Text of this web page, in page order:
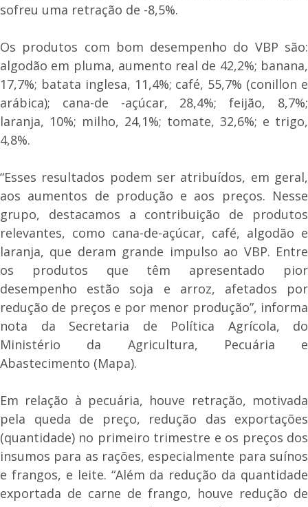
sofreu uma retração de -8,5%.
Os produtos com bom desempenho do VBP são:
algodão em pluma, aumento real de 42,2%; banana,
17,7%; batata inglesa, 11,4%; café, 55,7% (conillon e
arábica); cana-de -açúcar, 28,4%; feijão, 8,7%;
laranja, 10%; milho, 24,1%; tomate, 32,6%; e trigo,
4,8%.
“Esses resultados podem ser atribuídos, em geral,
aos aumentos de produção e aos preços. Nesse
grupo, destacamos a contribuição de produtos
relevantes, como cana-de-açúcar, café, algodão e
laranja, que deram grande impulso ao VBP. Entre
os produtos que têm apresentado pior
desempenho estão soja e arroz, afetados por
redução de preços e por menor produção”, informa
nota da Secretaria de Política Agrícola, do
Ministério da Agricultura, Pecuária e
Abastecimento (Mapa).
Em relação à pecuária, houve retração, motivada
pela queda de preço, redução das exportações
(quantidade) no primeiro trimestre e os preços dos
insumos para as rações, especialmente para suínos
e frangos, e leite. “Além da redução da quantidade
exportada de carne de frango, houve redução de